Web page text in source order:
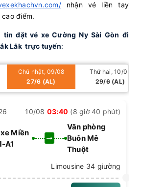
nhận vé liền tay
điểm.
tin đặt vé xe Cường Ny Sài Gòn đi
Lắk trực tuyến:
Chủ nhật, 09/08
27/6 (AL)
Thứ hai, 10/08
29/6 (AL)
10/08 03:40 (8 giờ 40 phút)
Miền
A1
Văn phòng
Buôn Mê
Thuột
Limousine 34 giường